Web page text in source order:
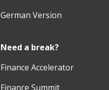
German Version
Need a break?
Finance Accelerator
Finance Summit